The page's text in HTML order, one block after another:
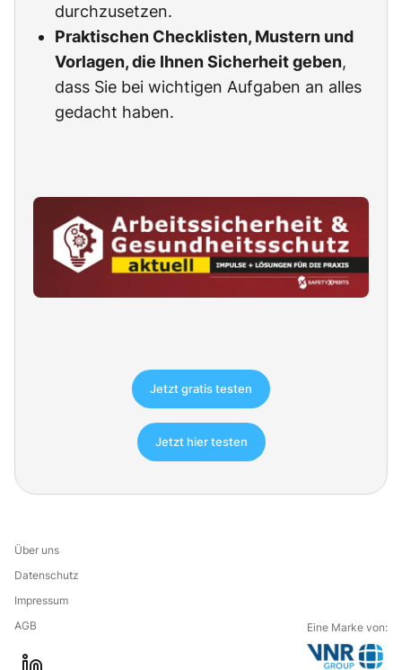
durchzusetzen.
Praktischen Checklisten, Mustern und
Vorlagen, die Ihnen Sicherheit geben,
dass Sie bei wichtigen Aufgaben an alles
gedacht haben.
Jetzt gratis testen
Jetzt hier testen
Über uns
Datenschutz
Impressum
AGB
Eine Marke von: